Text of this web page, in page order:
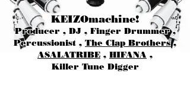
KEIZOmachine!
Producer , DJ , Finger Drummer ,
Percussionist , The Clap Brothers,
ASALATRIBE , HIFANA ,
Killer Tune Digger